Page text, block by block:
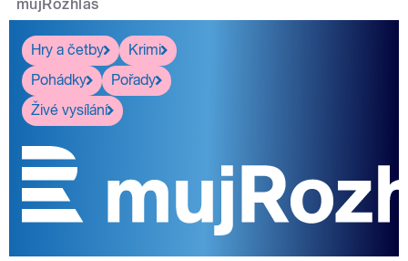
mujRozhlas
Hry a četby
Krimi
Pohádky
Pořady
Živé vysílání